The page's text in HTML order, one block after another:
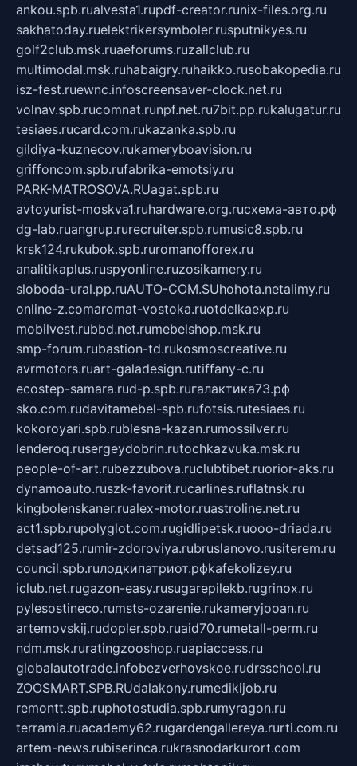
ankou.spb.rualvesta1.rupdf-creator.runix-files.org.ru
sakhatoday.ruelektrikersymboler.rusputnikyes.ru
golf2club.msk.ruaeforums.ruzallclub.ru
multimodal.msk.ruhabaigry.ruhaikko.rusobakopedia.ru
isz-fest.ruewnc.infoscreensaver-clock.net.ru
volnav.spb.rucomnat.runpf.net.ru7bit.pp.rukalugatur.ru
tesiaes.rucard.com.rukazanka.spb.ru
gildiya-kuznecov.rukameryboavision.ru
griffoncom.spb.rufabrika-emotsiy.ru
PARK-MATROSOVA.RUagat.spb.ru
avtoyurist-moskva1.ruhardware.org.ruсхема-авто.рф
dg-lab.ruangrup.rurecruiter.spb.rumusic8.spb.ru
krsk124.rukubok.spb.ruromanofforex.ru
analitikaplus.ruspyonline.ruzosikamery.ru
sloboda-ural.pp.ruAUTO-COM.SUhohota.netalimy.ru
online-z.comaromat-vostoka.ruotdelkaexp.ru
mobilvest.rubbd.net.rumebelshop.msk.ru
smp-forum.rubastion-td.rukosmoscreative.ru
avrmotors.ruart-galadesign.rutiffany-c.ru
ecostep-samara.rud-p.spb.ruгалактика73.рф
sko.com.rudavitamebel-spb.rufotsis.rutesiaes.ru
kokoroyari.spb.rublesna-kazan.rumossilver.ru
lenderoq.rusergeydobrin.rutochkazvuka.msk.ru
people-of-art.rubezzubova.ruclubtibet.ruorior-aks.ru
dynamoauto.ruszk-favorit.rucarlines.ruflatnsk.ru
kingbolenskaner.rualex-motor.ruastroline.net.ru
act1.spb.rupolyglot.com.rugidlipetsk.ruooo-driada.ru
detsad125.rumir-zdoroviya.rubruslanovo.rusiterem.ru
council.spb.ruлодкипатриот.рфkafekolizey.ru
iclub.net.rugazon-easy.rusugarepilekb.rugrinox.ru
pylesostineco.rumsts-ozarenie.rukameryjooan.ru
artemovskij.rudopler.spb.ruaid70.rumetall-perm.ru
ndm.msk.ruratingzooshop.ruapiaccess.ru
globalautotrade.infobezverhovskoe.rudrsschool.ru
ZOOSMART.SPB.RUdalakony.rumedikijob.ru
remontt.spb.ruphotostudia.spb.rumyragon.ru
terramia.ruacademy62.rugardengallereya.rurti.com.ru
artem-news.rubiserinca.rukrasnodarkurort.com